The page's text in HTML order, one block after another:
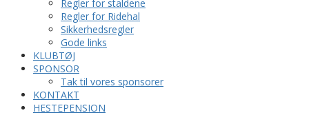
Regler for staldene
Regler for Ridehal
Sikkerhedsregler
Gode links
KLUBTØJ
SPONSOR
Tak til vores sponsorer
KONTAKT
HESTEPENSION